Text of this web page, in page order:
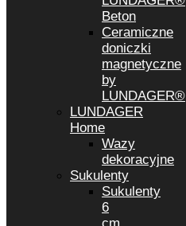
Beton
Ceramiczne
doniczki
magnetyczne
by
LUNDAGER®
LUNDAGER
Home
Wazy
dekoracyjne
Sukulenty
Sukulenty
6